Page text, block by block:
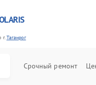
г.Таганрог
Срочный ремонт